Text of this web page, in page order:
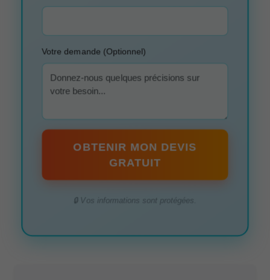
Votre demande (Optionnel)
OBTENIR MON DEVIS
GRATUIT
🔒 Vos informations sont protégées.